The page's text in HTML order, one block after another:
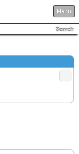
Menu
Search